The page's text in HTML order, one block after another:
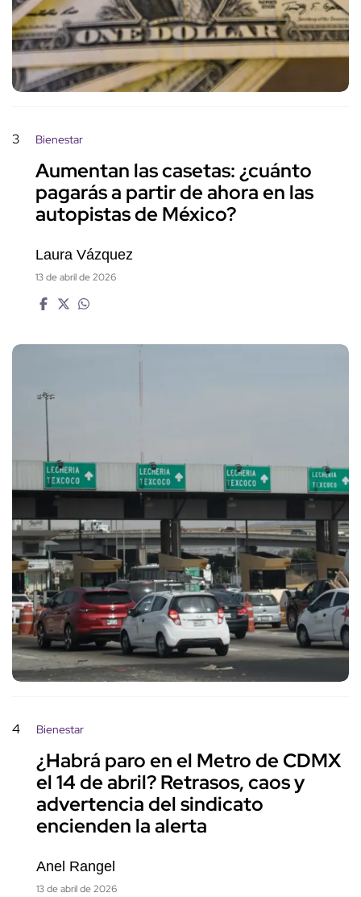
3 Bienestar
Aumentan las casetas: ¿cuánto
pagarás a partir de ahora en las
autopistas de México?
Laura Vázquez
13 de abril de 2026
4 Bienestar
¿Habrá paro en el Metro de CDMX
el 14 de abril? Retrasos, caos y
advertencia del sindicato
encienden la alerta
Anel Rangel
13 de abril de 2026